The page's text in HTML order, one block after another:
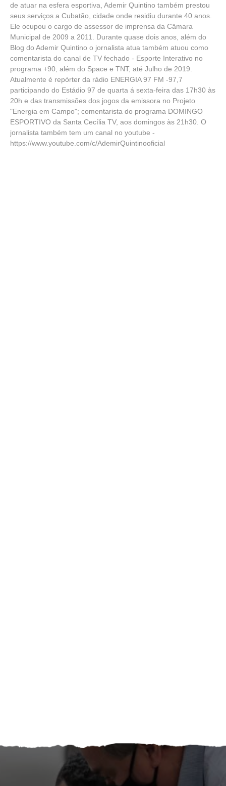
de atuar na esfera esportiva, Ademir Quintino também prestou
seus serviços a Cubatão, cidade onde residiu durante 40 anos.
Ele ocupou o cargo de assessor de imprensa da Câmara
Municipal de 2009 a 2011. Durante quase dois anos, além do
Blog do Ademir Quintino o jornalista atua também atuou como
comentarista do canal de TV fechado - Esporte Interativo no
programa +90, além do Space e TNT, até Julho de 2019.
Atualmente é repórter da rádio ENERGIA 97 FM -97,7
participando do Estádio 97 de quarta á sexta-feira das 17h30 às
20h e das transmissões dos jogos da emissora no Projeto
"Energia em Campo"; comentarista do programa DOMINGO
ESPORTIVO da Santa Cecília TV, aos domingos às 21h30. O
jornalista também tem um canal no youtube -
https://www.youtube.com/c/AdemirQuintinooficial